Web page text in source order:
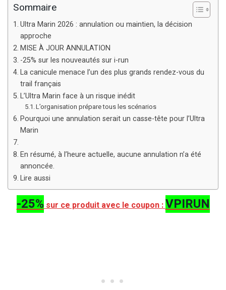
Sommaire
Ultra Marin 2026 : annulation ou maintien, la décision
approche
MISE À JOUR ANNULATION
-25% sur les nouveautés sur i-run
La canicule menace l’un des plus grands rendez-vous du
trail français
L’Ultra Marin face à un risque inédit
L’organisation prépare tous les scénarios
Pourquoi une annulation serait un casse-tête pour l’Ultra
Marin
En résumé, à l’heure actuelle, aucune annulation n’a été
annoncée.
Lire aussi
-25%sur ce produit avec le coupon :VPIRUN